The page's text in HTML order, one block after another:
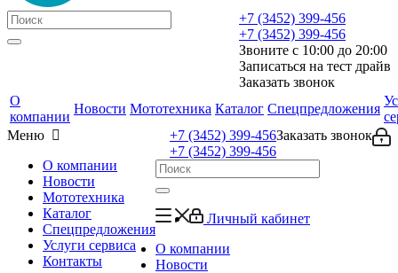
+7 (3452) 399-456
+7 (3452) 399-456
Звоните с 10:00 до 20:00
Записаться на тест драйв
Заказать звонок
О
компании
Новости Мототехника Каталог Спецпредложения
Меню
О компании
Новости
Мототехника
Каталог
Спецпредложения
Услуги сервиса
Контакты
Заказать звонок
+7 (3452) 399-456
+7 (3452) 399-456
Личный кабинет
О компании
Новости